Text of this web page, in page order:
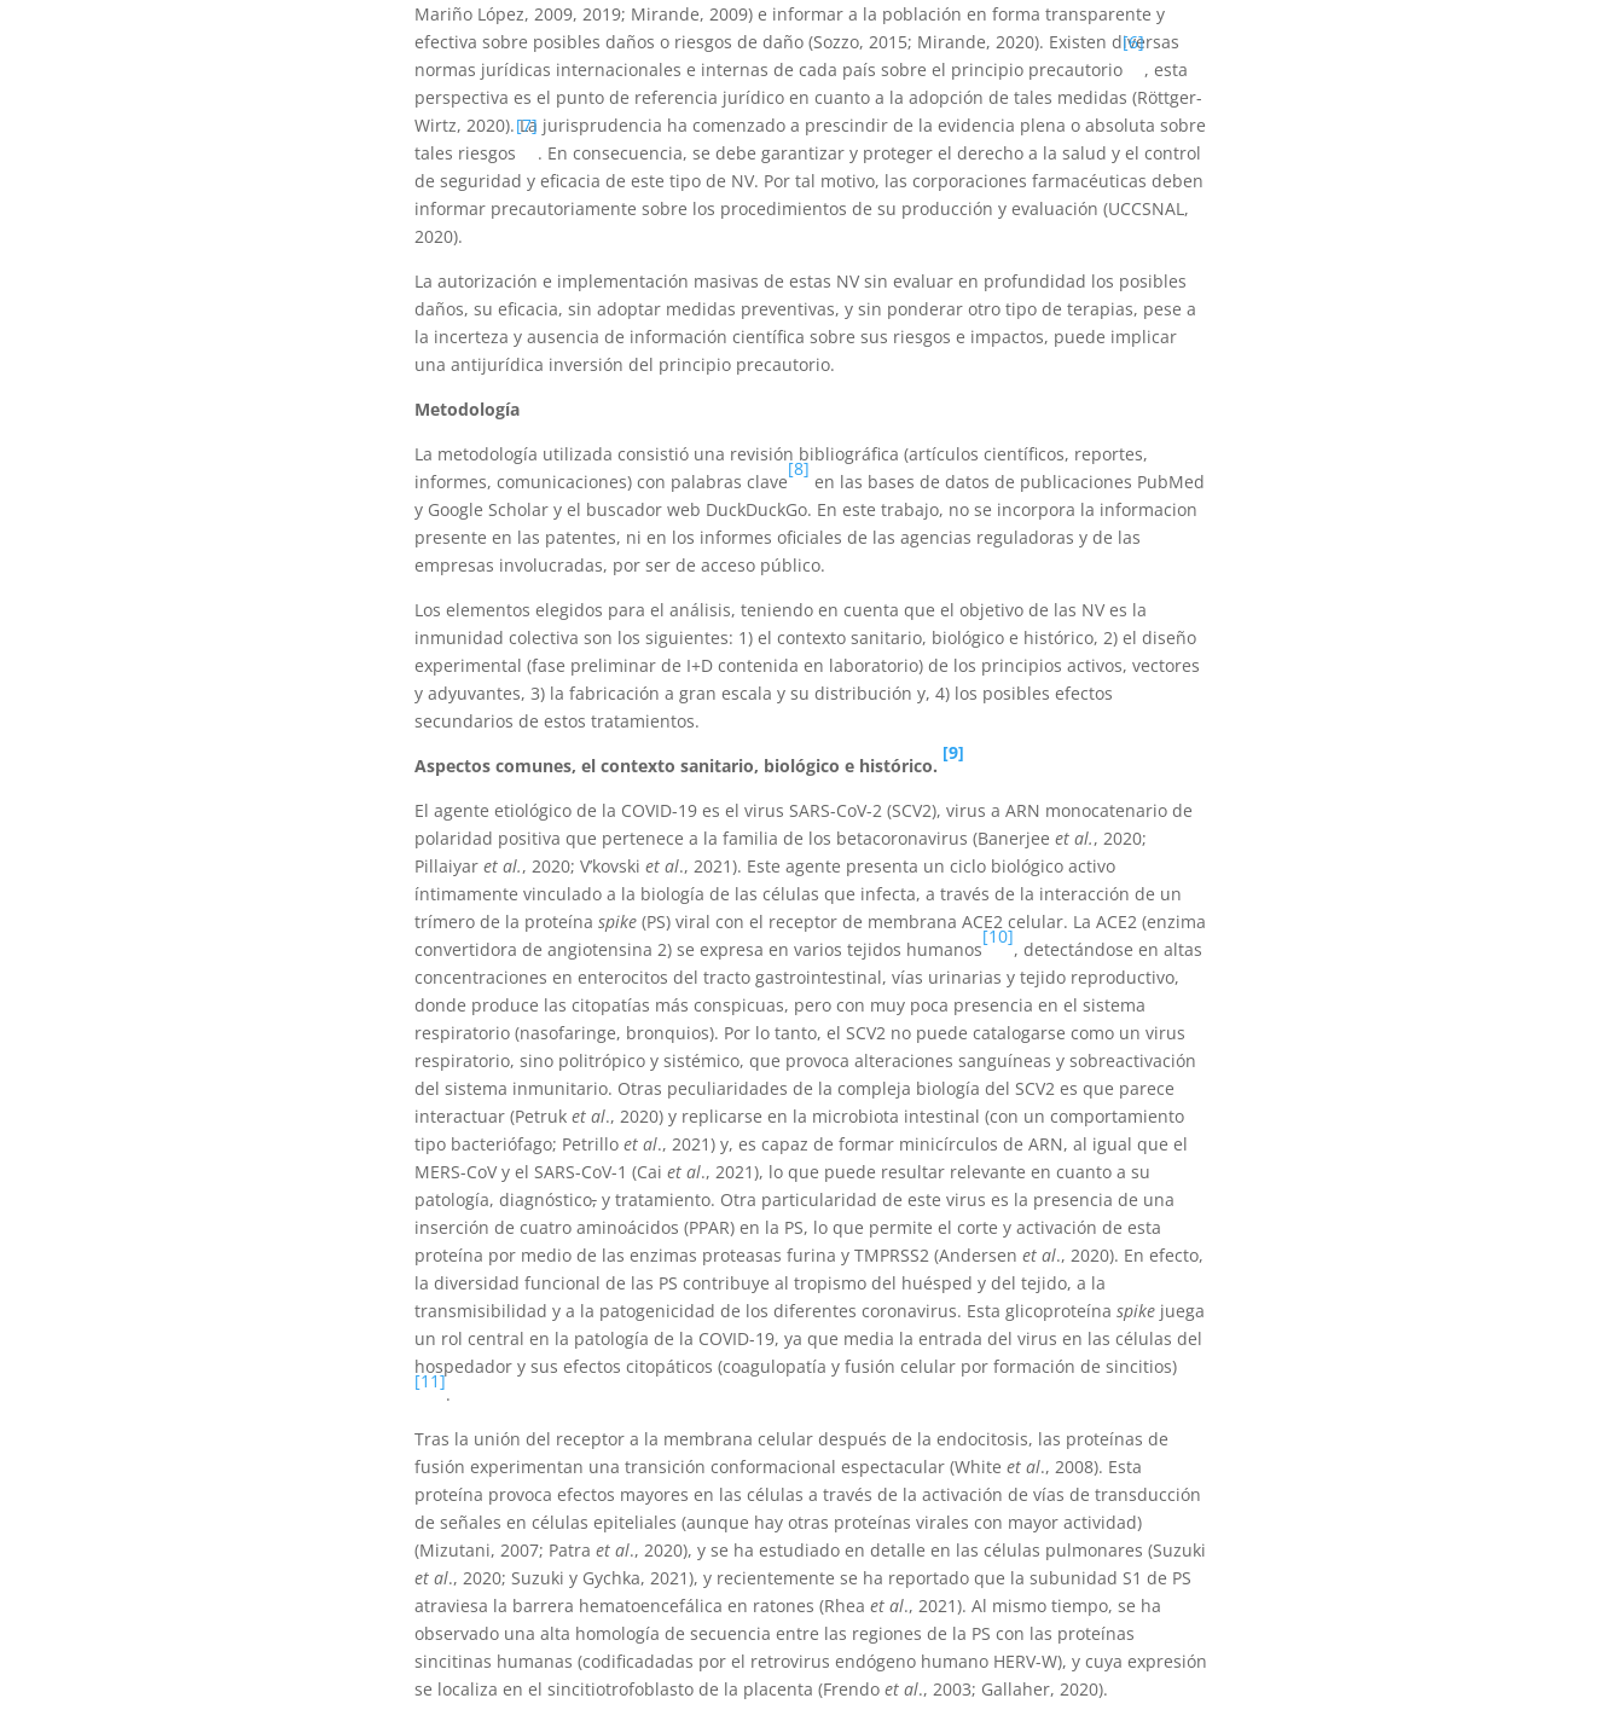
Mariño López, 2009, 2019; Mirande, 2009) e informar a la población en forma transparente y
efectiva sobre posibles daños o riesgos de daño (Sozzo, 2015; Mirande, 2020). Existen diversas
normas jurídicas internacionales e internas de cada país sobre el principio precautorio
[6]
, esta
perspectiva es el punto de referencia jurídico en cuanto a la adopción de tales medidas (Röttger-
Wirtz, 2020). La jurisprudencia ha comenzado a prescindir de la evidencia plena o absoluta sobre
tales riesgos
[7]
. En consecuencia, se debe garantizar y proteger el derecho a la salud y el control
de seguridad y eficacia de este tipo de NV. Por tal motivo, las corporaciones farmacéuticas deben
informar precautoriamente sobre los procedimientos de su producción y evaluación (UCCSNAL,
2020).
La autorización e implementación masivas de estas NV sin evaluar en profundidad los posibles
daños, su eficacia, sin adoptar medidas preventivas, y sin ponderar otro tipo de terapias, pese a
la incerteza y ausencia de información científica sobre sus riesgos e impactos, puede implicar
una antijurídica inversión del principio precautorio.
Metodología
La metodología utilizada consistió una revisión bibliográfica (artículos científicos, reportes,
informes, comunicaciones) con palabras clave
[8]
en las bases de datos de publicaciones PubMed
y Google Scholar y el buscador web DuckDuckGo. En este trabajo, no se incorpora la informacion
presente en las patentes, ni en los informes oficiales de las agencias reguladoras y de las
empresas involucradas, por ser de acceso público.
Los elementos elegidos para el análisis, teniendo en cuenta que el objetivo de las NV es la
inmunidad colectiva son los siguientes: 1) el contexto sanitario, biológico e histórico, 2) el diseño
experimental (fase preliminar de I+D contenida en laboratorio) de los principios activos, vectores
y adyuvantes, 3) la fabricación a gran escala y su distribución y, 4) los posibles efectos
secundarios de estos tratamientos.
Aspectos comunes, el contexto sanitario, biológico e histórico.
[9]
El agente etiológico de la COVID-19 es el virus SARS-CoV-2 (SCV2), virus a ARN monocatenario de
polaridad positiva que pertenece a la familia de los betacoronavirus (Banerjee et al., 2020;
Pillaiyar et al., 2020; V’kovski et al., 2021). Este agente presenta un ciclo biológico activo
íntimamente vinculado a la biología de las células que infecta, a través de la interacción de un
trímero de la proteína spike(PS) viral con el receptor de membrana ACE2 celular. La ACE2 (enzima
convertidora de angiotensina 2) se expresa en varios tejidos humanos
[10]
, detectándose en altas
concentraciones en enterocitos del tracto gastrointestinal, vías urinarias y tejido reproductivo,
donde produce las citopatías más conspicuas, pero con muy poca presencia en el sistema
respiratorio (nasofaringe, bronquios). Por lo tanto, el SCV2 no puede catalogarse como un virus
respiratorio, sino politrópico y sistémico, que provoca alteraciones sanguíneas y sobreactivación
del sistema inmunitario. Otras peculiaridades de la compleja biología del SCV2 es que parece
interactuar (Petruk et al., 2020) y replicarse en la microbiota intestinal (con un comportamiento
tipo bacteriófago; Petrillo et al., 2021) y, es capaz de formar minicírculos de ARN, al igual que el
MERS-CoV y el SARS-CoV-1 (Cai et al., 2021), lo que puede resultar relevante en cuanto a su
patología, diagnóstico,y tratamiento. Otra particularidad de este virus es la presencia de una
inserción de cuatro aminoácidos (PPAR) en la PS, lo que permite el corte y activación de esta
proteína por medio de las enzimas proteasas furina y TMPRSS2 (Andersen et al., 2020). En efecto,
la diversidad funcional de las PS contribuye al tropismo del huésped y del tejido, a la
transmisibilidad y a la patogenicidad de los diferentes coronavirus. Esta glicoproteína spikejuega
un rol central en la patología de la COVID-19, ya que media la entrada del virus en las células del
hospedador y sus efectos citopáticos (coagulopatía y fusión celular por formación de sincitios)
[11]
.
Tras la unión del receptor a la membrana celular después de la endocitosis, las proteínas de
fusión experimentan una transición conformacional espectacular (White et al., 2008). Esta
proteína provoca efectos mayores en las células a través de la activación de vías de transducción
de señales en células epiteliales (aunque hay otras proteínas virales con mayor actividad)
(Mizutani, 2007; Patra et al., 2020), y se ha estudiado en detalle en las células pulmonares (Suzuki
et al., 2020; Suzuki y Gychka, 2021), y recientemente se ha reportado que la subunidad S1 de PS
atraviesa la barrera hematoencefálica en ratones (Rhea et al., 2021). Al mismo tiempo, se ha
observado una alta homología de secuencia entre las regiones de la PS con las proteínas
sincitinas humanas (codificadadas por el retrovirus endógeno humano HERV-W), y cuya expresión
se localiza en el sincitiotrofoblasto de la placenta (Frendo et al., 2003; Gallaher, 2020).